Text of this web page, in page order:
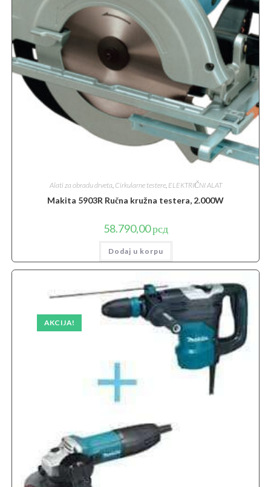
Alati za obradu drveta Cirkularne testere, ELEKTRIČNI ALAT
Makita 5903R Ručna kružna testera, 2.000W
58.790,00рсд
Dodaj u korpu
AKCIJA!